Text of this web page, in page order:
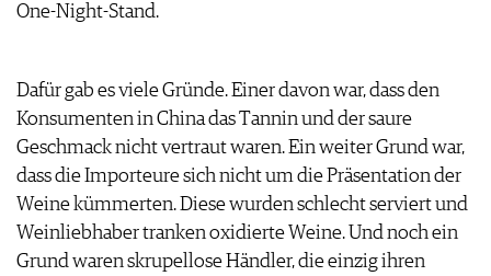
VORTEILSWELT
TRINKREIFETABELLE
ABO
WEINSUCHE
NEWSLETTER
WINE TRADE CLUB
REDAKTION
One-Night-Stand.
Dafür gab es viele Gründe. Einer davon war, dass den
Konsumenten in China das Tannin und der saure
Geschmack nicht vertraut waren. Ein weiter Grund war,
dass die Importeure sich nicht um die Präsentation der
Weine kümmerten. Diese wurden schlecht serviert und
Weinliebhaber tranken oxidierte Weine. Und noch ein
Grund waren skrupellose Händler, die einzig ihren